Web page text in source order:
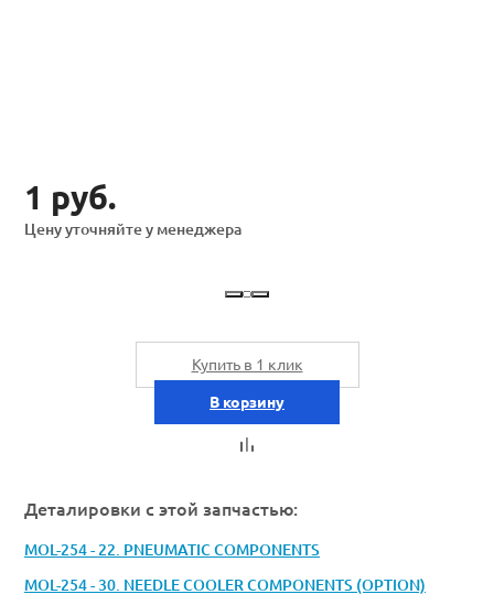
1 руб.
Цену уточняйте у менеджера
Купить в 1 клик
В корзину
Деталировки с этой запчастью:
MOL-254 - 22. PNEUMATIC COMPONENTS
MOL-254 - 30. NEEDLE COOLER COMPONENTS (OPTION)